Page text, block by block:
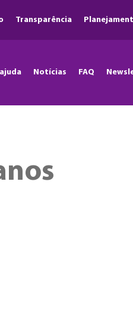
Transparência
Notícias FAQ